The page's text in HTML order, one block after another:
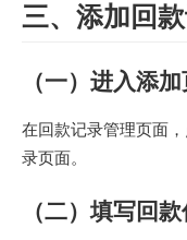
三、添加回
（一）进入添
在回款记录管理页面
录页面。
（二）填写回